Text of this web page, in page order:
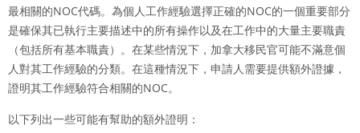
最相關的NOC代碼。為個人工作經驗選擇正確的NOC的一個重要部分
是確保其已執行主要描述中的所有操作以及在工作中的大量主要職責
（包括所有基本職責）。在某些情況下，加拿大移民官可能不滿意個
人對其工作經驗的分類。在這種情況下，申請人需要提供額外證據，
證明其工作經驗符合相關的NOC。
以下列出一些可能有幫助的額外證明：